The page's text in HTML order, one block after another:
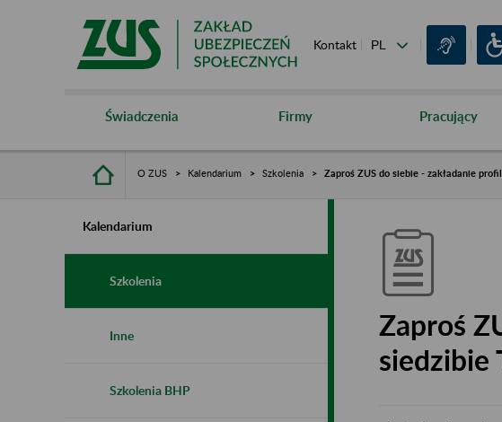
Kontakt
Świadczenia Firmy Pracujący
O ZUS Kalendarium Szkolenia Zaproś ZUS do siebie - zakładanie
Kalendarium
Szkolenia
Inne
Szkolenia BHP
Zaproś
siedzibie